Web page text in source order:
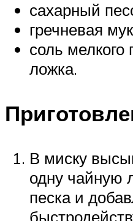
сахарный
гречневая
соль
ложка.
В миску
одну чайную
песка и